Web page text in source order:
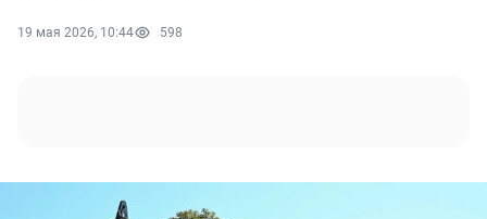
19 мая 2026, 10:44 598